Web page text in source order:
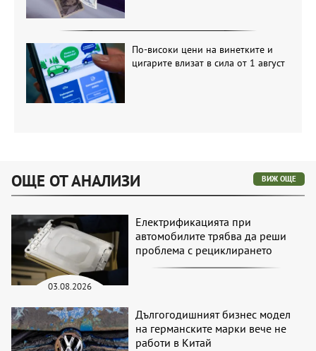
По-високи цени на винетките и
цигарите влизат в сила от 1 август
ОЩЕ ОТ АНАЛИЗИ ВИЖ ОЩЕ
03.08.2026
Електрификацията при
автомобилите трябва да реши
проблема с рециклирането
Дългогодишният бизнес модел
на германските марки вече не
работи в Китай